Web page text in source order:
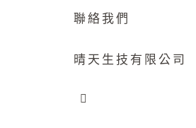
聯絡我們
晴天生技有限公司